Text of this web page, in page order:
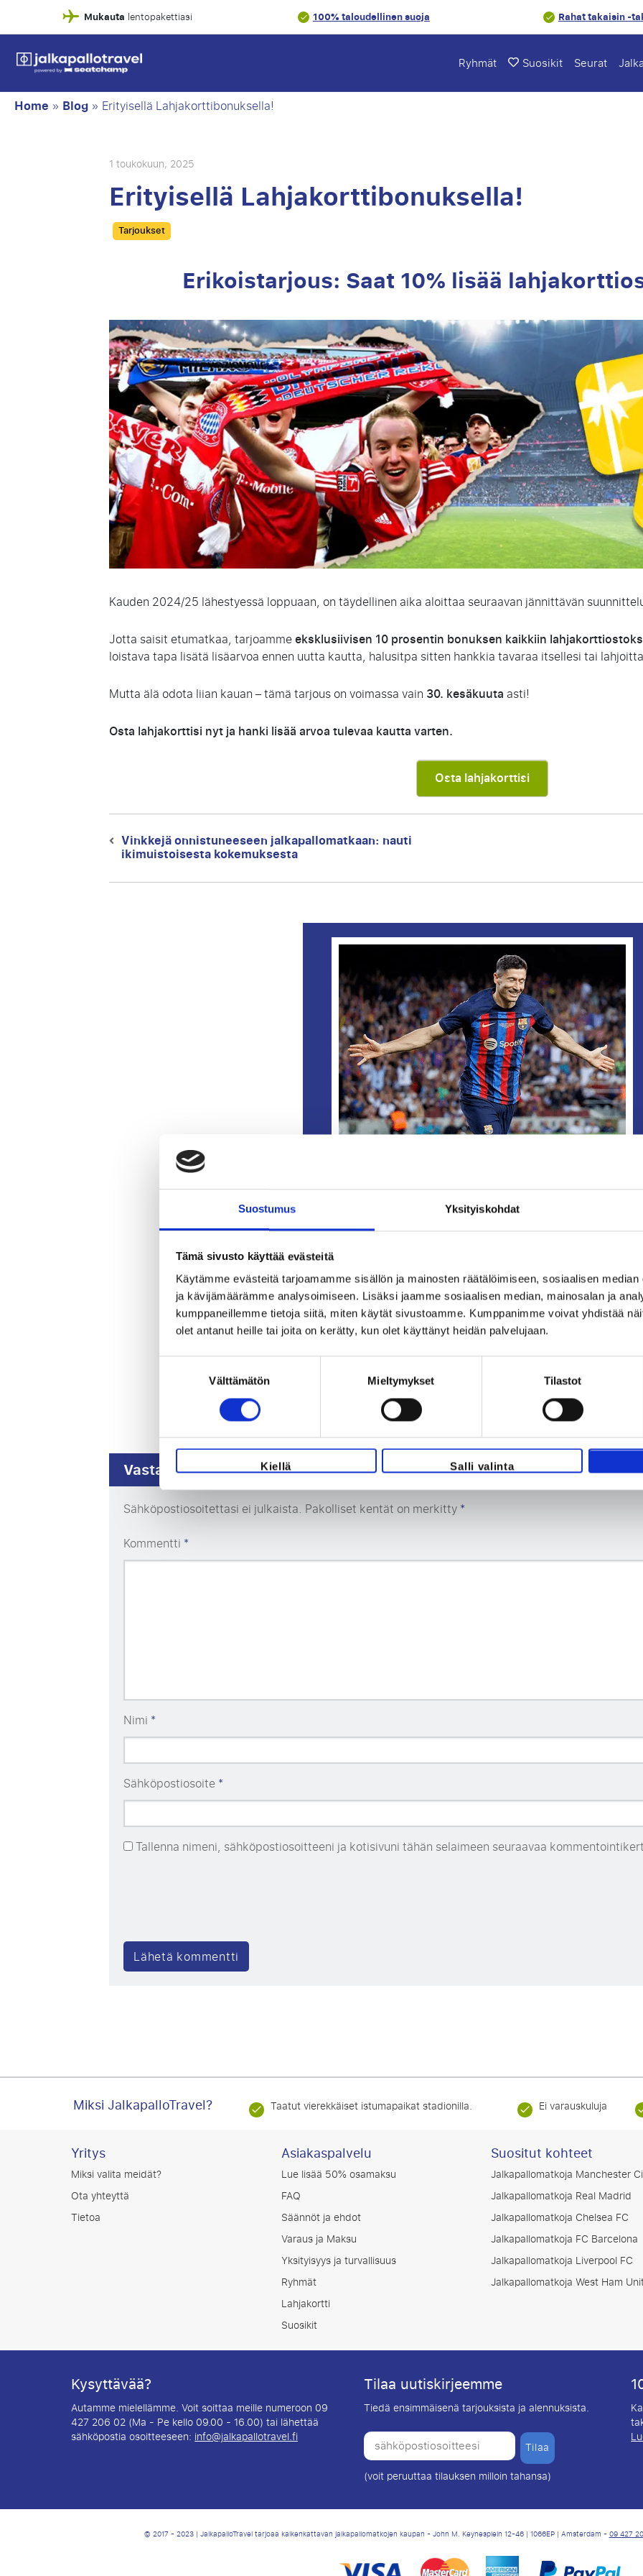
Suostumus Yksityiskohdat
Tämä sivusto käyttää evästeitä
Käytämme evästeitä tarjoamamme sisällön ja mainosten räätälöimiseen, sosiaalisen
ja kävijämäärämme analysoimiseen. Lisäksi jaamme sosiaalisen median, mainosalan ja
kumppaneillemme tietoja siitä, miten käytät sivustoamme. Kumppanimme voivat yhdistää
olet antanut heille tai joita on kerätty, kun olet käyttänyt heidän palvelujaan.
Välttämätön Mieltymykset Tilastot
Kiellä Salli valinta
Mukauta lentopakettiasi 100% taloudellinen suoja Rahat takaisin -
Ryhmät Suosikit Seurat
Home » Blog » Erityisellä Lahjakorttibonuksella!
1 toukokuun, 2025
Erityisellä Lahjakorttibonuksella!
Categories
Tarjoukset
Erikoistarjous: Saat 10% lisää
Kauden 2024/25 lähestyessä loppuaan, on täydellinen aika aloittaa seuraavan jännittävän
Jotta saisit etumatkaa, tarjoammeeksklusiivisen 10 prosentin bonuksen kaikkiin
loistava tapa lisätä lisäarvoa ennen uutta kautta, halusitpa sitten hankkia tavaraa itsellesi tai
Mutta älä odota liian kauan – tämä tarjous on voimassa vain 30. kesäkuutaasti!
Osta lahjakorttisi nyt ja hanki lisää arvoa tulevaa kautta varten.
Osta lahjakorttisi
Artikkelien
selaus
Previous
post:
Vinkkejä onnistuneeseen jalkapallomatkaan: nauti
ikimuistoisesta kokemuksesta
ja erikoistarjouksista.
*
Sähköpostiosoite*
Haluan 25 €:n alennuksen
Vastaa
Sähköpostiosoitettasi ei julkaista. Pakolliset kentät on merkitty*
Kommentti *
Nimi *
Sähköpostiosoite*
Tallenna nimeni, sähköpostiosoitteeni ja kotisivuni tähän selaimeen seuraavaa
Miksi JalkapalloTravel? Taatut vierekkäiset istumapaikat stadionilla. Ei varauskuluja
Yritys
Miksi valita meidät?
Ota yhteyttä
Tietoa
Asiakaspalvelu
Lue lisää 50% osamaksu
FAQ
Säännöt ja ehdot
Varaus ja Maksu
Yksityisyys ja turvallisuus
Ryhmät
Lahjakortti
Suosikit
Suositut kohteet
Jalkapallomatkoja Manchester
Jalkapallomatkoja Real Madrid
Jalkapallomatkoja Chelsea FC
Jalkapallomatkoja FC Barcelona
Jalkapallomatkoja Liverpool FC
Jalkapallomatkoja West Ham
Kysyttävää?
Autamme mielellämme. Voit soittaa meille numeroon 09
427 206 02 (Ma - Pe kello 09.00 - 16.00) tai lähettää
sähköpostia osoitteeseen: info@jalkapallotravel.fi
Tilaa uutiskirjeemme
Tiedä ensimmäisenä tarjouksista ja alennuksista.
Tilaa
(voit peruuttaa tilauksen milloin tahansa)
© 2017 - 2023 | JalkapalloTravel tarjoaa kaikenkattavan jalkapallomatkojen kaupan - John M. Keynesplein 12-46 | 1066EP | Amsterdam -09 427